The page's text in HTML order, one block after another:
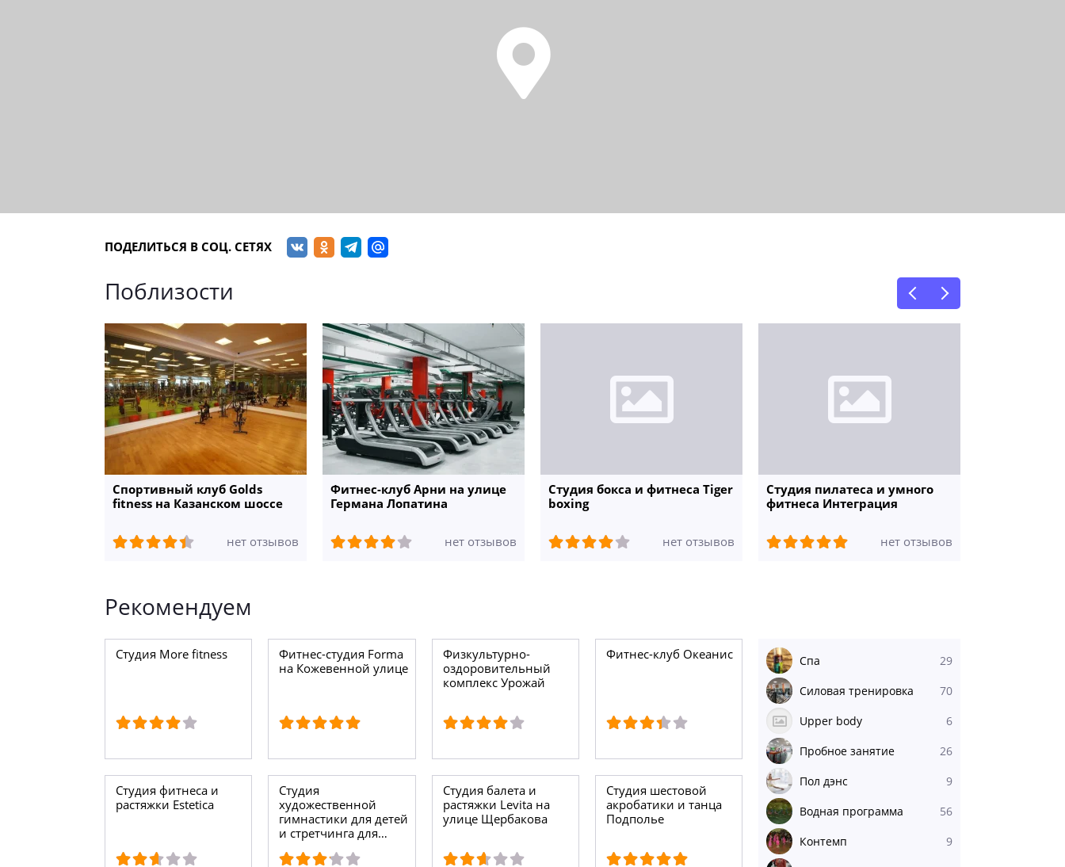
ПОДЕЛИТЬСЯ В СОЦ. СЕТЯХ
Поблизости
Спортивный клуб Golds
fitness на Казанском шоссе
нет отзывов
Фитнес-клуб Арни на улице
Германа Лопатина
нет отзывов
Студия бокса и фитнеса Tiger
boxing
нет отзывов
Студия пилатеса и умного
фитнеса Интеграция
нет отзывов
Рекомендуем
Студия More fitness
Фитнес-студия Forma
на Кожевенной улице
Физкультурно-
оздоровительный
комплекс Урожай
Фитнес-клуб Океанис
Студия фитнеса и
растяжки Estetica
Студия
художественной
гимнастики для детей
и стретчинга для
Студия балета и
растяжки Levita на
улице Щербакова
Студия шестовой
акробатики и танца
Подполье
Спа 29
Силовая тренировка 70
Upper body 6
Пробное занятие 26
Пол дэнс 9
Водная программа 56
Контемп 9